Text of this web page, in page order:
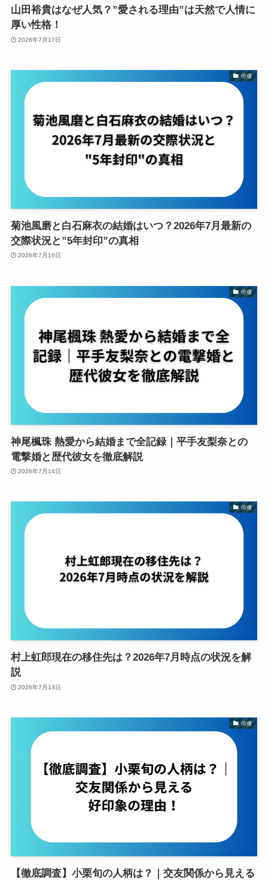
山田裕貴はなぜ人気？”愛される理由”は天然で人情に
厚い性格！
2026年7月17日
俳優
菊池風磨と白石麻衣の結婚はいつ？2026年7月最新の
交際状況と”5年封印”の真相
2026年7月16日
俳優
神尾楓珠 熱愛から結婚まで全記録｜平手友梨奈との
電撃婚と歴代彼女を徹底解説
2026年7月14日
俳優
村上虹郎現在の移住先は？2026年7月時点の状況を解
説
2026年7月13日
俳優
【徹底調査】小栗旬の人柄は？｜交友関係から見える